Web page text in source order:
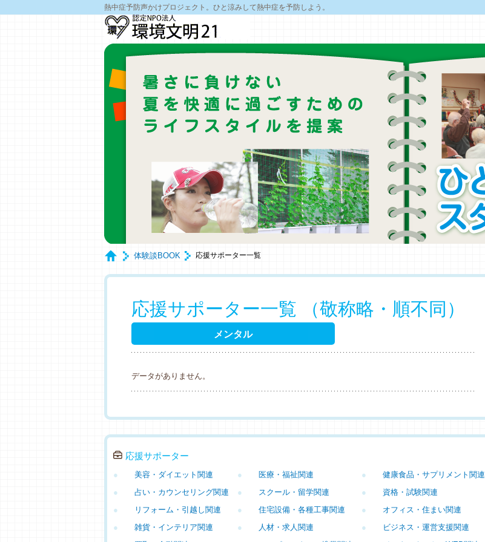
熱中症予防声かけプロジェクト。ひと涼みして熱中症を予防しよう。
体験談BOOK 応援サポーター一覧
応援サポーター一覧 （敬称略・順不同）
メンタル
データがありません。
応援サポーター
美容・ダイエット関連
● 医療・福祉関連
● 健康食品・サプリメント関連
●
占い・カウンセリング関連
● スクール・留学関連
● 資格・試験関連
●
リフォーム・引越し関連
● 住宅設備・各種工事関連
● オフィス・住まい関連
●
雑貨・インテリア関連
● 人材・求人関連
● ビジネス・運営支援関連
●